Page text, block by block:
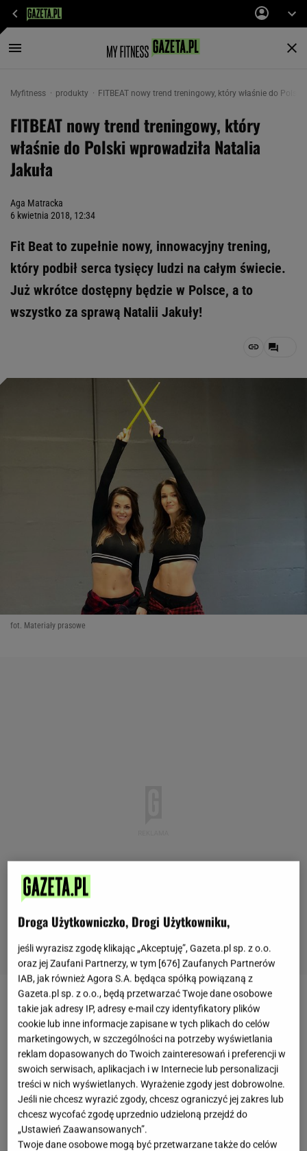
Myfitness produkty FITBEAT nowy trend treningowy, który właśnie do
FITBEAT nowy trend treningowy, który
właśnie do Polski wprowadziła Natalia
Jakuła
Aga Matracka
6 kwietnia 2018, 12:34
Fit Beat to zupełnie nowy, innowacyjny trening,
który podbił serca tysięcy ludzi na całym świecie.
Już wkrótce dostępny będzie w Polsce, a to
wszystko za sprawą Natalii Jakuły!
fot. Materiały prasowe
Treningowe trendy
W sieci co chwilę możemy spotkać zupełnie nowe,
innowacyjne formy treningów, które pozwalają nam
na trenowanie w najróżniejszych miejscach,a także
z najróżniejszymi sprzętami. Niedawno w Polsce
ogromnym hitem były trampoliny, a także bungee
fitness, które pokochały Polki.
Droga Użytkowniczko, Drogi Użytkowniku,
jeśli wyrazisz zgodę klikając „Akceptuję”, Gazeta.pl sp. z o.o.
oraz jej Zaufani Partnerzy, w tym [676] Zaufanych Partnerów
IAB, jak również Agora S.A. będąca spółką powiązaną z
Gazeta.pl sp. z o.o., będą przetwarzać Twoje dane osobowe
takie jak adresy IP, adresy e-mail czy identyfikatory plików
cookie lub inne informacje zapisane w tych plikach do celów
marketingowych, w szczególności na potrzeby wyświetlania
reklam dopasowanych do Twoich zainteresowań i preferencji w
swoich serwisach, aplikacjach i w Internecie lub personalizacji
treści w nich wyświetlanych. Wyrażenie zgody jest dobrowolne.
Jeśli nie chcesz wyrazić zgody, chcesz ograniczyć jej zakres lub
chcesz wycofać zgodę uprzednio udzieloną przejdź do
„Ustawień Zaawansowanych”.
Twoje dane osobowe mogą być przetwarzane także do celów